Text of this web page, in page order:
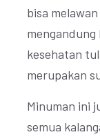
bisa
kesehatan
merupakan
Minuman ini
semua